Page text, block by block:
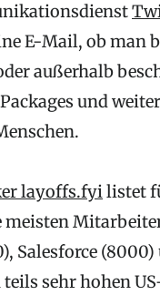
E-Mail, ob man
außerhalb
und
layoffs.fyilistet
Salesforce
sehr hohen